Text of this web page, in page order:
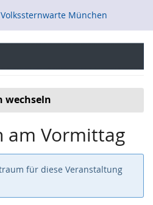
München
wechseln
am Vormittag
für diese Veranstaltung